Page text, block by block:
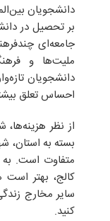
دانشجویان
بر تحصیل در
جامعه‌ای
ملیت‌ها و
دانشجویان
احساس تعلق
از نظر هزینه‌ها،
بسته به استان،
متفاوت است. به
کالج، بهتر
سایر مخارج
کنید.